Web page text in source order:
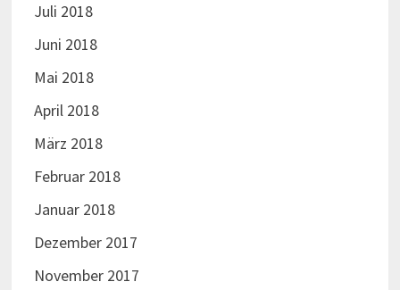
Juli 2018
Juni 2018
Mai 2018
April 2018
März 2018
Februar 2018
Januar 2018
Dezember 2017
November 2017